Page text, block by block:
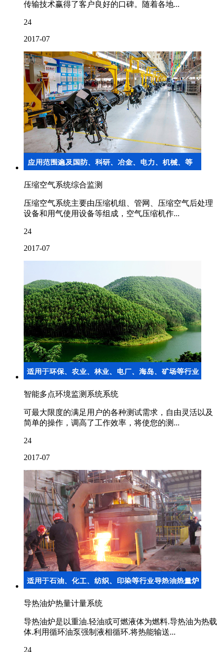
传输技术赢得了客户良好的口碑。随着各地...
24
2017-07
压缩空气系统综合监测
压缩空气系统主要由压缩机组、管网、压缩空气后处理
设备和用气使用设备等组成，空气压缩机作...
24
2017-07
智能多点环境监测系统系统
可最大限度的满足用户的各种测试需求，自由灵活以及
简单的操作，调高了工作效率，将使您的测...
24
2017-07
导热油炉热量计量系统
导热油炉是以重油.轻油或可燃液体为燃料.导热油为热载
体.利用循环油泵强制液相循环.将热能输送...
24